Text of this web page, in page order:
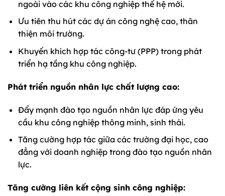
ngoài vào các khu công nghiệp thế hệ mới.
Ưu tiên thu hút các dự án công nghệ cao, thân
thiện môi trường.
Khuyến khích hợp tác công-tư (PPP) trong phát
triển hạ tầng khu công nghiệp.
Phát triển nguồn nhân lực chất lượng cao:
Đẩy mạnh đào tạo nguồn nhân lực đáp ứng yêu
cầu khu công nghiệp thông minh, sinh thái.
Tăng cường hợp tác giữa các trường đại học, cao
đẳng với doanh nghiệp trong đào tạo nguồn nhân
lực.
Tăng cường liên kết cộng sinh công nghiệp: